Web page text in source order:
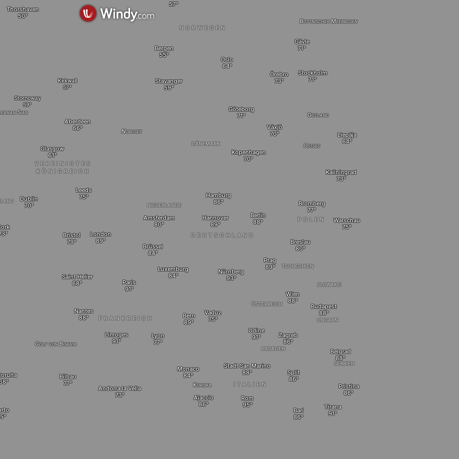
Stadt San Marino
KROATIEN
Zagreb
ÖSTERREICH
ITALIEN
Rom
Wien
SLOWAKEI
Pristina
SERBIEN
Belgrad
Tirana
Udine
UNGARN
Split
Budapest
Bari
Monaco
Vaduz
Korsika
Bern
Limoges Lyon
FRANKREICH
Paris
Andorra la Vella
Ajaccio
Golf von Biskaya
Nantes
Bilbao
Saint Helier
Dublin
Leeds
VEREINIGTES
KÖNIGREICH
Bristol London
Prag
Berlin
Kopenhagen
Breslau
TSCHECHIEN
Warschau
POLEN
Bromberg
Kaliningrad
Luxemburg Nürnberg
DEUTSCHLAND
Hannover
Hamburg
NIEDERLANDE
Amsterdam
Brüssel
Göteborg
Örebro
Liepāja
Gotland
Ostsee
Stockholm
Gävle
Växjö
Bottnischer Meerbusen
Siar
Glasgow
Aberdeen
Kirkwall
Stornoway
DÄNEMARK
Oslo
Bergen
Stavanger
Nordsee
NORWEGEN
Thorshaven